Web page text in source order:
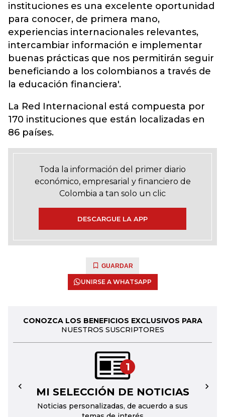
instituciones es una excelente oportunidad
para conocer, de primera mano,
experiencias internacionales relevantes,
intercambiar información e implementar
buenas prácticas que nos permitirán seguir
beneficiando a los colombianos a través de
la educación financiera'.
La Red Internacional está compuesta por
170 instituciones que están localizadas en
86 países.
Toda la información del primer diario
económico, empresarial y financiero de
Colombia a tan solo un clic
DESCARGUE LA APP
GUARDAR
UNIRSE A WHATSAPP
CONOZCA LOS BENEFICIOS EXCLUSIVOS PARA
NUESTROS SUSCRIPTORES
1
MI SELECCIÓN DE NOTICIAS
Noticias personalizadas, de acuerdo a sus
← →